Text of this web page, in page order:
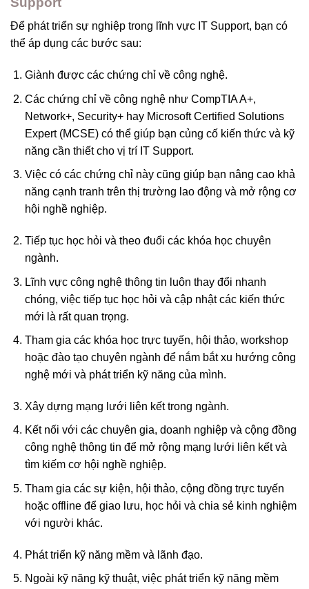
Để phát triển sự nghiệp trong lĩnh vực IT Support, bạn có
thể áp dụng các bước sau:
Giành được các chứng chỉ về công nghệ.
Các chứng chỉ về công nghệ như CompTIA A+,
Network+, Security+ hay Microsoft Certified Solutions
Expert (MCSE) có thể giúp bạn củng cố kiến thức và kỹ
năng cần thiết cho vị trí IT Support.
Việc có các chứng chỉ này cũng giúp bạn nâng cao khả
năng cạnh tranh trên thị trường lao động và mở rộng cơ
hội nghề nghiệp.
Tiếp tục học hỏi và theo đuổi các khóa học chuyên
ngành.
Lĩnh vực công nghệ thông tin luôn thay đổi nhanh
chóng, việc tiếp tục học hỏi và cập nhật các kiến thức
mới là rất quan trọng.
Tham gia các khóa học trực tuyến, hội thảo, workshop
hoặc đào tạo chuyên ngành để nắm bắt xu hướng công
nghệ mới và phát triển kỹ năng của mình.
Xây dựng mạng lưới liên kết trong ngành.
Kết nối với các chuyên gia, doanh nghiệp và cộng đồng
công nghệ thông tin để mở rộng mạng lưới liên kết và
tìm kiếm cơ hội nghề nghiệp.
Tham gia các sự kiện, hội thảo, cộng đồng trực tuyến
hoặc offline để giao lưu, học hỏi và chia sẻ kinh nghiệm
với người khác.
Phát triển kỹ năng mềm và lãnh đạo.
Ngoài kỹ năng kỹ thuật, việc phát triển kỹ năng mềm